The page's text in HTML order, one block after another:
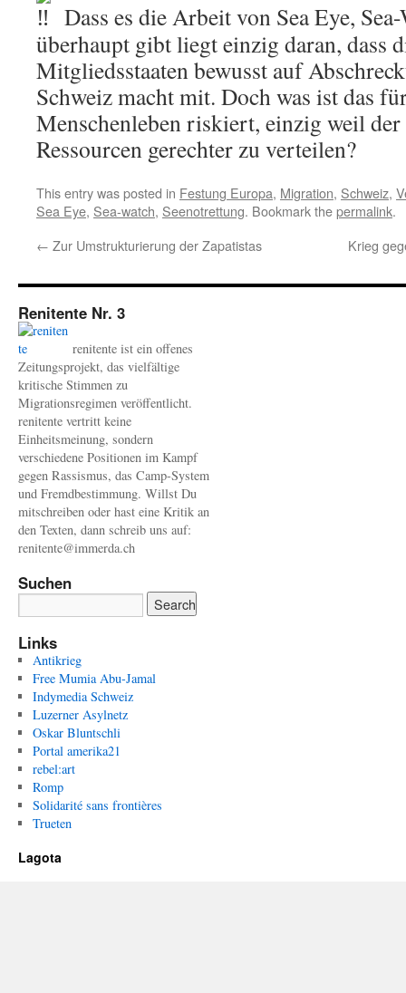
Dass es die Arbeit von Sea Eye,
überhaupt gibt liegt einzig daran, dass
Mitgliedsstaaten bewusst auf
Schweiz macht mit. Doch was ist das
Menschenleben riskiert, einzig weil der
Ressourcen gerechter zu verteilen?
This entry was posted in Festung Europa, Migration, Schweiz,
Sea Eye, Sea-watch, Seenotrettung. Bookmark thepermalink.
← Zur Umstrukturierung der Zapatistas Krieg
Renitente Nr. 3
renitente ist ein offenes
Zeitungsprojekt, das vielfältige
kritische Stimmen zu
Migrationsregimen veröffentlicht.
renitente vertritt keine
Einheitsmeinung, sondern
verschiedene Positionen im Kampf
gegen Rassismus, das Camp-System
und Fremdbestimmung. Willst Du
mitschreiben oder hast eine Kritik an
den Texten, dann schreib uns auf:
renitente@immerda.ch
Suchen
Links
Antikrieg
Free Mumia Abu-Jamal
Indymedia Schweiz
Luzerner Asylnetz
Oskar Bluntschli
Portal amerika21
rebel:art
Romp
Solidarité sans frontières
Trueten
Lagota